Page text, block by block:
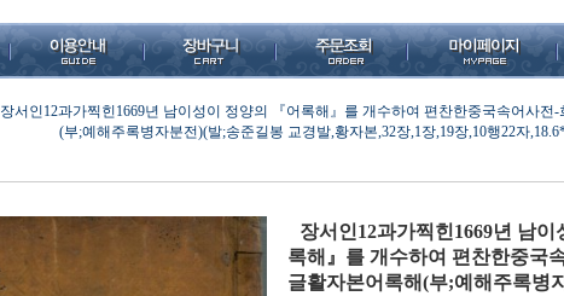
장서인12과가찍힌1669년 남이성이 정양의 『어록해』를 개수하여 편찬한중국속어사전
(부;예해주록병자분전)(발;송준길봉 교경발,황자본,32장,1장,19장,10행22자
장서인12과가찍힌1669년 남이
록해』를 개수하여 편찬한중국
글활자본어록해(부;예해주록병